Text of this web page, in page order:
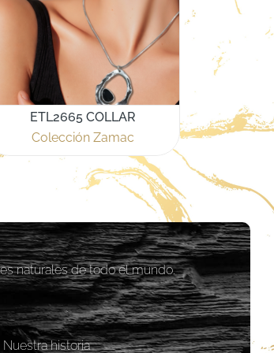
ETL2665 COLLAR
Colección Zamac
naturales de todo el mundo.
Nuestra historia